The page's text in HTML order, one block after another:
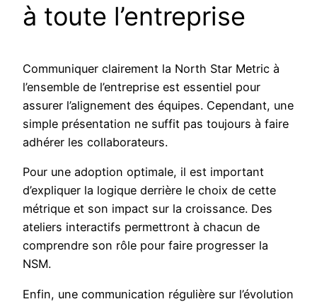
à toute l’entreprise
Communiquer clairement la North Star Metric à
l’ensemble de l’entreprise est essentiel pour
assurer l’alignement des équipes. Cependant, une
simple présentation ne suffit pas toujours à faire
adhérer les collaborateurs.
Pour une adoption optimale, il est important
d’expliquer la logique derrière le choix de cette
métrique et son impact sur la croissance. Des
ateliers interactifs permettront à chacun de
comprendre son rôle pour faire progresser la
NSM.
Enfin, une communication régulière sur l’évolution